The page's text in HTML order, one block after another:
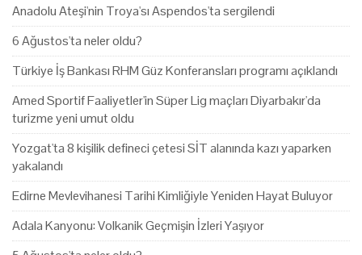
Anadolu Ateşi'nin Troya'sı Aspendos'ta sergilendi
6 Ağustos'ta neler oldu?
Türkiye İş Bankası RHM Güz Konferansları programı açıklandı
Amed Sportif Faaliyetler'in Süper Lig maçları Diyarbakır'da
turizme yeni umut oldu
Yozgat'ta 8 kişilik defineci çetesi SİT alanında kazı yaparken
yakalandı
Edirne Mevlevihanesi Tarihi Kimliğiyle Yeniden Hayat Buluyor
Adala Kanyonu: Volkanik Geçmişin İzleri Yaşıyor